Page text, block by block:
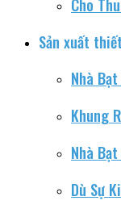
Cho
Sản xuất
Nhà
Khung
Nhà
Dù Sự